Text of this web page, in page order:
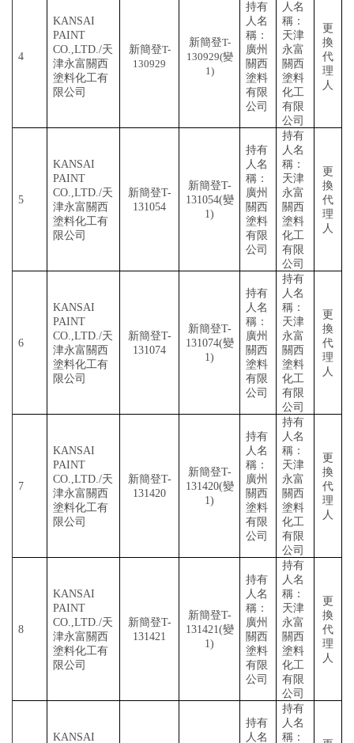
4
KANSAI
PAINT
CO.,LTD./天
津永富關西
塗料化工有
限公司
新簡登T-
130929
新簡登T-
130929(變
1)
持有
人名
稱：
廣州
關西
塗料
有限
公司
人名
稱：
天津
永富
關西
塗料
化工
有限
公司
更
換
代
理
人
5
KANSAI
PAINT
CO.,LTD./天
津永富關西
塗料化工有
限公司
新簡登T-
131054
新簡登T-
131054(變
1)
持有
人名
稱：
廣州
關西
塗料
有限
公司
持有
人名
稱：
天津
永富
關西
塗料
化工
有限
公司
更
換
代
理
人
6
KANSAI
PAINT
CO.,LTD./天
津永富關西
塗料化工有
限公司
新簡登T-
131074
新簡登T-
131074(變
1)
持有
人名
稱：
廣州
關西
塗料
有限
公司
持有
人名
稱：
天津
永富
關西
塗料
化工
有限
公司
更
換
代
理
人
7
KANSAI
PAINT
CO.,LTD./天
津永富關西
塗料化工有
限公司
新簡登T-
131420
新簡登T-
131420(變
1)
持有
人名
稱：
廣州
關西
塗料
有限
公司
持有
人名
稱：
天津
永富
關西
塗料
化工
有限
公司
更
換
代
理
人
8
KANSAI
PAINT
CO.,LTD./天
津永富關西
塗料化工有
限公司
新簡登T-
131421
新簡登T-
131421(變
1)
持有
人名
稱：
廣州
關西
塗料
有限
公司
持有
人名
稱：
天津
永富
關西
塗料
化工
有限
公司
更
換
代
理
人
KANSAI
持有
人名
持有
人名
稱：